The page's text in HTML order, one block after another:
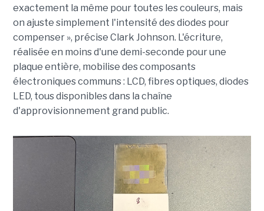
exactement la même pour toutes les couleurs, mais
on ajuste simplement l'intensité des diodes pour
compenser », précise Clark Johnson. L'écriture,
réalisée en moins d'une demi-seconde pour une
plaque entière, mobilise des composants
électroniques communs : LCD, fibres optiques, diodes
LED, tous disponibles dans la chaîne
d'approvisionnement grand public.